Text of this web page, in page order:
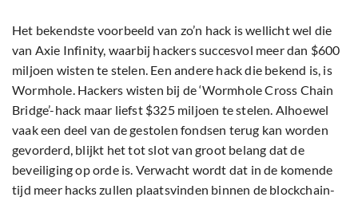
Het bekendste voorbeeld van zo’n hack is wellicht wel die
van Axie Infinity, waarbij hackers succesvol meer dan $600
miljoen wisten te stelen. Een andere hack die bekend is, is
Wormhole. Hackers wisten bij de ‘Wormhole Cross Chain
Bridge’-hack maar liefst $325 miljoen te stelen. Alhoewel
vaak een deel van de gestolen fondsen terug kan worden
gevorderd, blijkt het tot slot van groot belang dat de
beveiliging op orde is. Verwacht wordt dat in de komende
tijd meer hacks zullen plaatsvinden binnen de blockchain-